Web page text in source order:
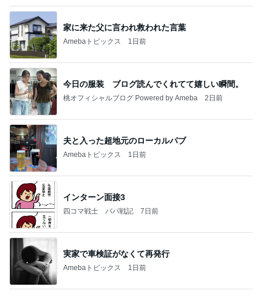
家に来た父に言われ救われた言葉
Amebaトピックス 1日前
今日の服装 ブログ読んでくれてて嬉しい瞬間。
桃オフィシャルブログ Powered by Ameba 2日前
夫と入った超地元のローカルパブ
Amebaトピックス 1日前
インターン面接3
四コマ戦士 パパ戦記 7日前
実家で車検証がなくて再発行
Amebaトピックス 1日前